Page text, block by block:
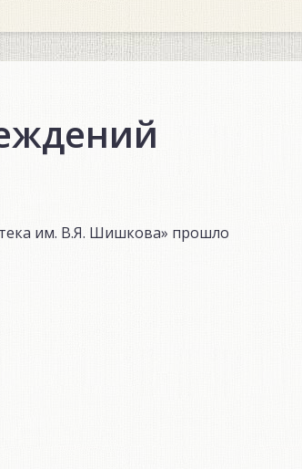
им. В.Я. Шишкова» прошло